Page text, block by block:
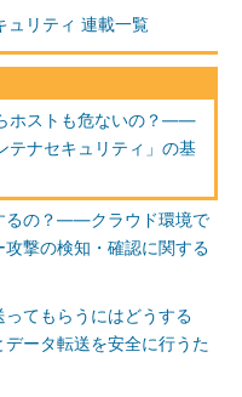
ュリティ 連載一覧
ホストも危ないの？――
テナセキュリティ」の基
るの？――クラウド環境で
撃の検知・確認に関する
てもらうにはどうする
ータ転送を安全に行うた